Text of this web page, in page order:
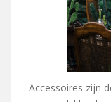
Accessoires zijn